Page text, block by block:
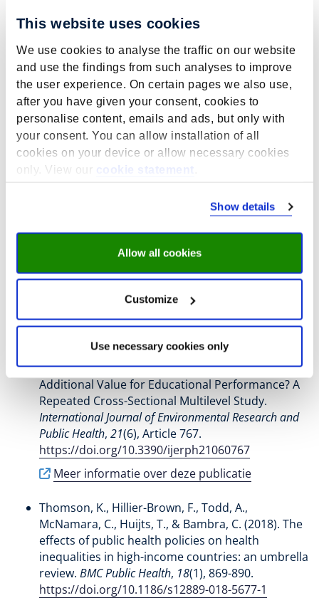
This website uses cookies
We use cookies to analyse the traffic on our website
and use the findings from such analyses to improve
the user experience. On certain pages we also use,
after you have given your consent, cookies to
personalise content, emails and ads, but only with
your consent. You can allow installation of all
cookies on your device or allow necessary cookies
only. View our
cookie statement
Show details
Allow all cookies
Customize
Use necessary cookies only
Key publications
van Vliet, M., de Kleijn, M., van den Brekel-Dijkstra,
K., Huijts, T., van Hogen-Koster, S., Jung, H. P., &
Huber, M. (2024).Rapid Review on the Concept of
Positive Health and Its Implementation in
Practice. Healthcare,12(6), Article 671.
https://doi.org/10.3390/healthcare12060671
(2025).Social
functioning and personal development among
individuals with low literacy skills; the role of
active labour market policy.Journal of Social Policy
54(3), 912-938.
https://doi.org/10.1017/S0047279423000417
Meer informatie over deze publicatie
, Eekhout, I., Huijts, T., Levels, M.
M.(2024).Does School Health Promotion Have
Additional Value for Educational Performance? A
Repeated Cross-Sectional Multilevel Study.
International Journal of Environmental Research and
Public Health, 21(6), Article 767.
https://doi.org/10.3390/ijerph21060767
Meer informatie over deze publicatie
Thomson, K., Hillier-Brown, F., Todd, A.,
McNamara, C., Huijts, T., & Bambra, C. (2018). The
effects of public health policies on health
inequalities in high-income countries: an umbrella
review. BMC Public Health, 18(1), 869-890.
https://doi.org/10.1186/s12889-018-5677-1